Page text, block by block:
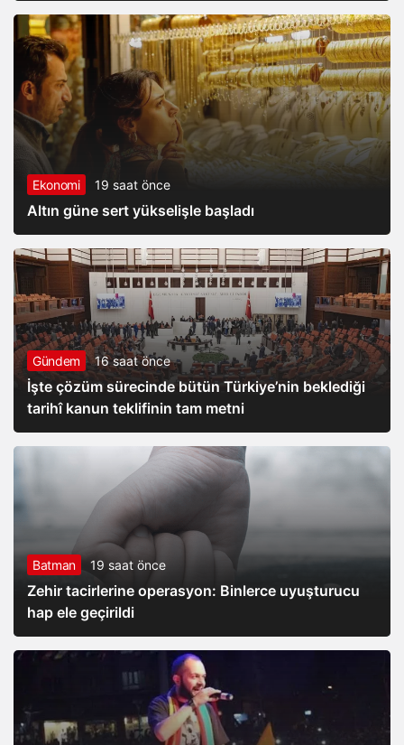
Ekonomi 19 saat önce
Altın güne sert yükselişle başladı
Gündem 16 saat önce
İşte çözüm sürecinde bütün Türkiye’nin beklediği
tarihî kanun teklifinin tam metni
Batman 19 saat önce
Zehir tacirlerine operasyon: Binlerce uyuşturucu
hap ele geçirildi